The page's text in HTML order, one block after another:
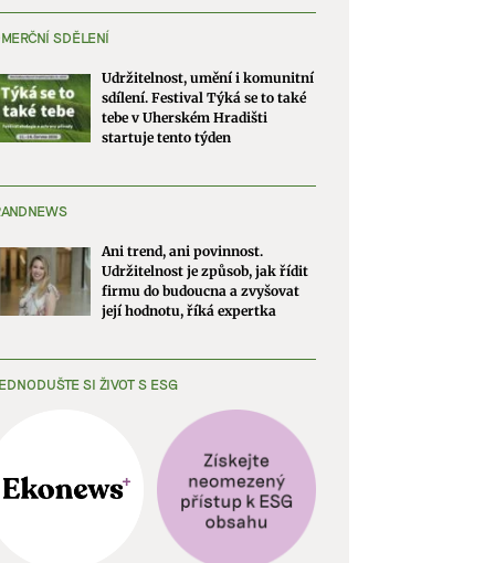
SDĚLENÍ
Udržitelnost, umění i komunitní
sdílení. Festival Týká se to také
tebe v Uherském Hradišti
startuje tento týden
Ani trend, ani povinnost.
Udržitelnost je způsob, jak řídit
firmu do budoucna a zvyšovat
její hodnotu, říká expertka
SI ŽIVOT S ESG